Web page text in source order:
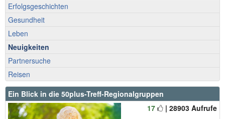
Erfolgsgeschichten
Gesundheit
Leben
Neuigkeiten
Partnersuche
Reisen
Ein Blick in die 50plus-Treff-Regionalgruppen
17
| 28903 Aufrufe